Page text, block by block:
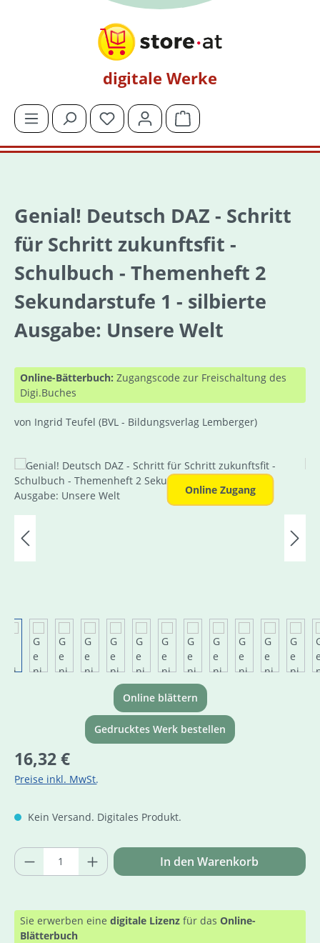
digitale Werke
Du hast 0 Produkte auf dem Merkzettel
Warenkorb enthält 0
Genial! Deutsch DAZ - Schritt
für Schritt zukunftsfit -
Schulbuch - Themenheft 2
Sekundarstufe 1 - silbierte
Ausgabe: Unsere Welt
Online-Bätterbuch: Zugangscode zur Freischaltung des
Digi.Buches
von Ingrid Teufel (BVL - Bildungsverlag Lemberger)
Bildergalerie überspringen
Online Zugang
Online blättern
Gedrucktes Werk bestellen
Regulärer Preis:
16,32 €
Preise inkl. MwSt.
Kein Versand. Digitales Produkt.
Produkt Anzahl: Gib den gewünschten
In den Warenkorb
Sie erwerben eine digitale Lizenz für das Online-
Blätterbuch